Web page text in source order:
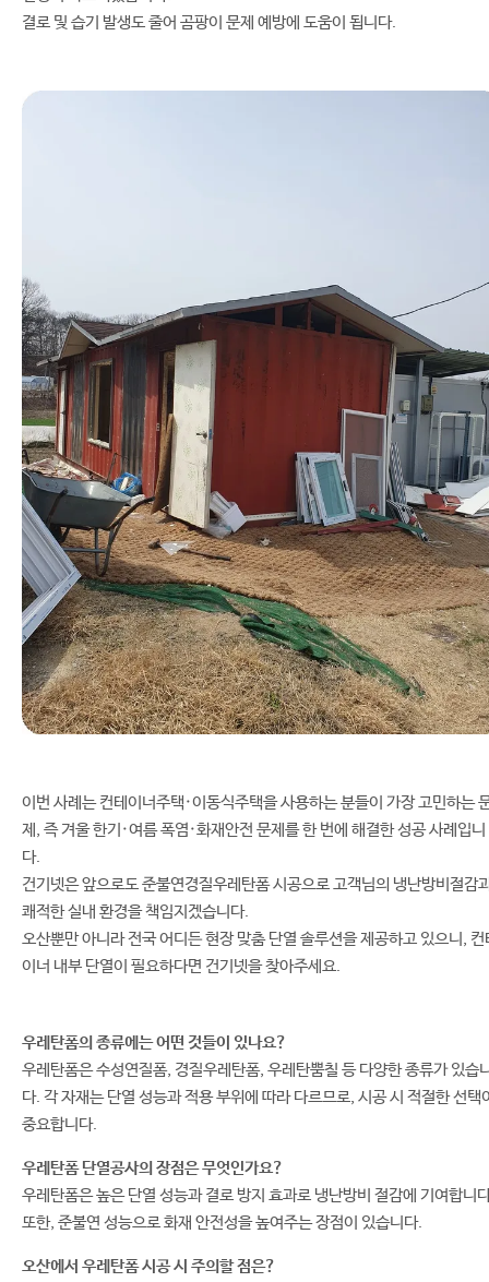
결로 및 습기 발생도 줄어 곰팡이 문제 예방에 도움이 됩니다.
이번 사례는 컨테이너주택·이동식주택을 사용하는 분들이 가장 고민하는
제, 즉 겨울 한기·여름 폭염·화재안전 문제를 한 번에 해결한 성공 사례입니
다.
건기넷은 앞으로도 준불연경질우레탄폼 시공으로 고객님의 냉난방비절감
쾌적한 실내 환경을 책임지겠습니다.
오산뿐만 아니라 전국 어디든 현장 맞춤 단열 솔루션을 제공하고 있으니, 컨
이너 내부 단열이 필요하다면 건기넷을 찾아주세요.
우레탄폼의 종류에는 어떤 것들이 있나요?
우레탄폼은 수성연질폼, 경질우레탄폼, 우레탄뿜칠 등 다양한 종류가 있습
다. 각 자재는 단열 성능과 적용 부위에 따라 다르므로, 시공 시 적절한 선택
중요합니다.
우레탄폼 단열공사의 장점은 무엇인가요?
우레탄폼은 높은 단열 성능과 결로 방지 효과로 냉난방비 절감에 기여합니
또한, 준불연 성능으로 화재 안전성을 높여주는 장점이 있습니다.
오산에서 우레탄폼 시공 시 주의할 점은?